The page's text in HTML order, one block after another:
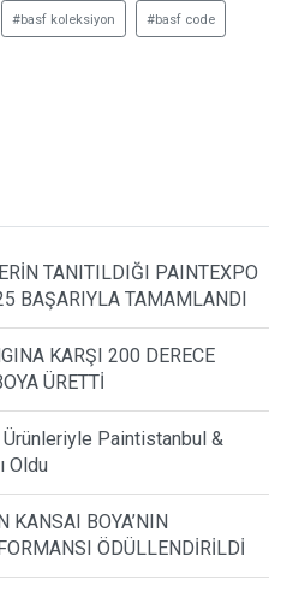
#basf koleksiyon #basf code
TANITILDIĞI PAINTEXPO
BAŞARIYLA TAMAMLANDI
KARŞI 200 DERECE
ÜRETTİ
Paintistanbul &
Oldu
KANSAI BOYA’NIN
ÖDÜLLENDİRİLDİ